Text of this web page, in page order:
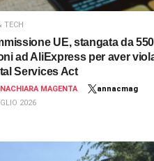
TECH
UE, stangata da 550
ad AliExpress per aver
Services Act
MAGENTA
annacmag
2026